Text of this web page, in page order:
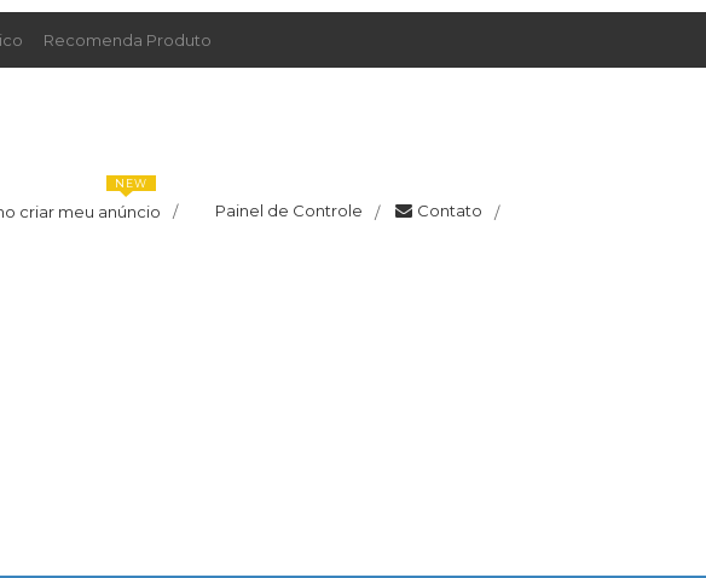
Recomenda Produto
criar meu anúncio /
NEW
Painel de Controle / Contato /